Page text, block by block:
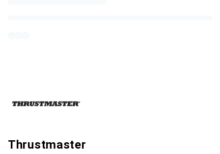
Thrustmaster